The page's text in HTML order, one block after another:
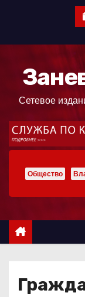
ж
Сетевое
Общество